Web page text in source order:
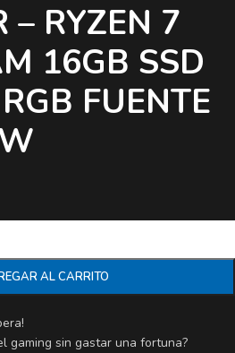
– RYZEN 7
16GB SSD
FUENTE
AL CARRITO
gaming sin gastar una fortuna?